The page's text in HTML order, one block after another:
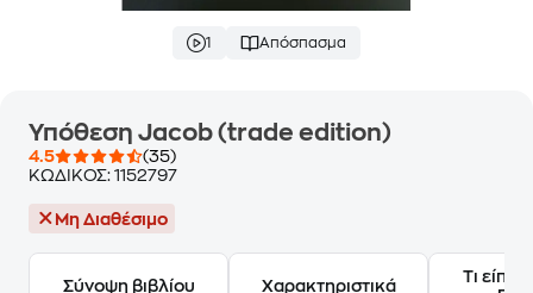
1 Απόσπασμα
Υπόθεση Jacob (trade edition)
4.5
(35)
ΚΩΔΙΚΟΣ: 1152797
Μη Διαθέσιμο
Σύνοψη βιβλίου Χαρακτηριστικά
Τι